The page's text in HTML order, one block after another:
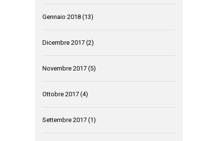
Gennaio 2018 (13)
Dicembre 2017 (2)
Novembre 2017 (5)
Ottobre 2017 (4)
Settembre 2017 (1)